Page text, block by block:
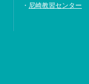
尼崎教習センター